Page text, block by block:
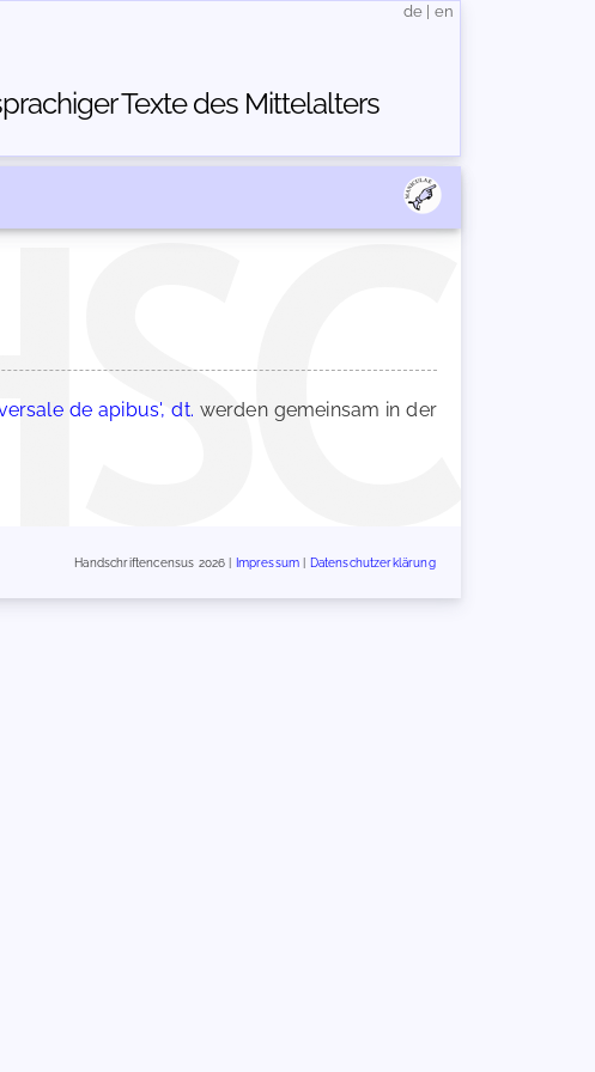
Texte des Mittelalters
de en
de apibus', dt. werden gemeinsam in der
Handschriftencensus 2026 | Impressum Datenschutzerklärung